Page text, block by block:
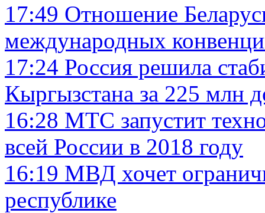
17:49 Отношение
международных
17:24 Россия решила
Кыргызстана за 225 млн
16:28 МТС запустит
всей России в 2018 году
16:19 МВД хочет
республике